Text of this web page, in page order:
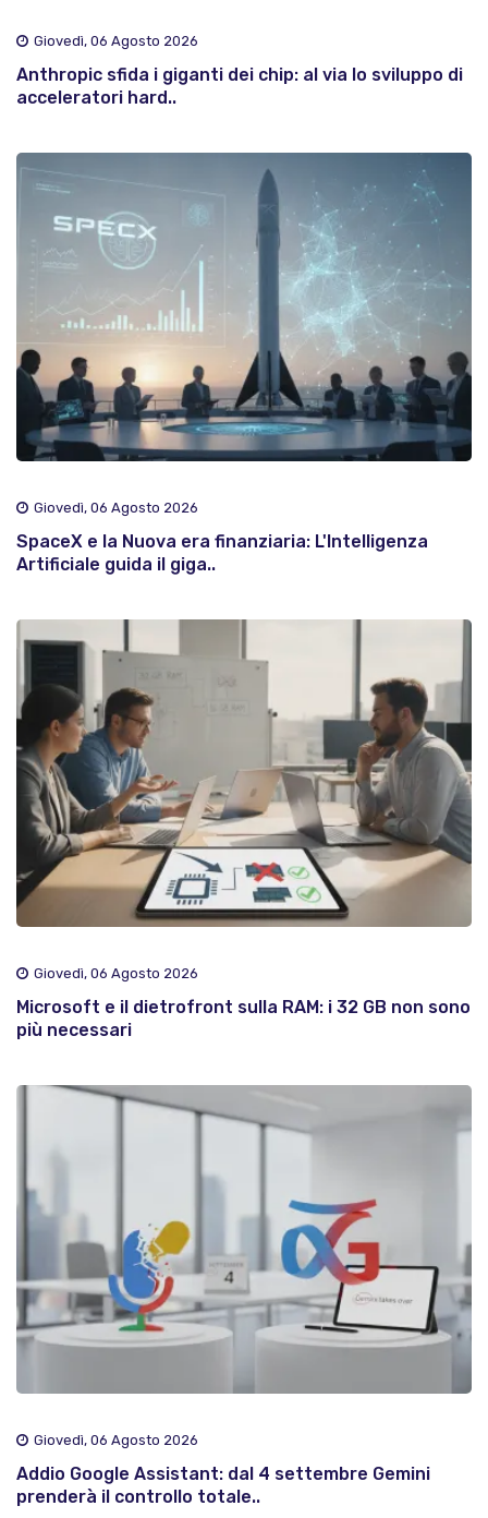
Giovedì, 06 Agosto 2026
Anthropic sfida i giganti dei chip: al via lo sviluppo di
acceleratori hard..
Giovedì, 06 Agosto 2026
SpaceX e la Nuova era finanziaria: L'Intelligenza
Artificiale guida il giga..
Giovedì, 06 Agosto 2026
Microsoft e il dietrofront sulla RAM: i 32 GB non sono
più necessari
Giovedì, 06 Agosto 2026
Addio Google Assistant: dal 4 settembre Gemini
prenderà il controllo totale..